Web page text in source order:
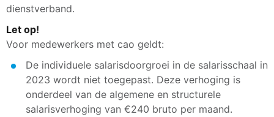
dienstverband.
Let op!
Voor medewerkers met cao geldt:
De individuele salarisdoorgroei in de salarisschaal in
2023 wordt niet toegepast. Deze verhoging is
onderdeel van de algemene en structurele
salarisverhoging van €240 bruto per maand.